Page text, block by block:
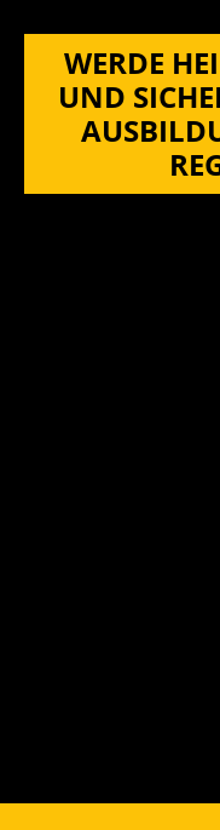
WERDE
UND